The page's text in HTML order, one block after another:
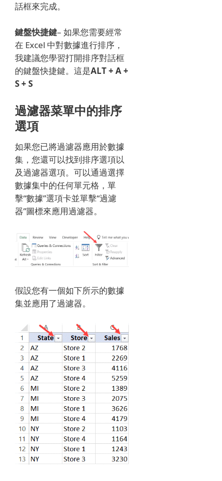
話框來完成。
鍵盤快捷鍵– 如果您需要經常
在 Excel 中對數據進行排序，
我建議您學習打開排序對話框
的鍵盤快捷鍵。 這是ALT + A +
S + S
過濾器菜單中的排序
選項
如果您已將過濾器應用於數據
集，您還可以找到排序選項以
及過濾器選項。 可以通過選擇
數據集中的任何單元格，單
擊“數據”選項卡並單擊“過濾
器”圖標來應用過濾器。
假設您有一個如下所示的數據
集並應用了過濾器。